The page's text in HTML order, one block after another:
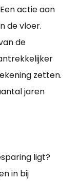
actie aan
de vloer.
de
zetten.
jaren
ligt?
in bij